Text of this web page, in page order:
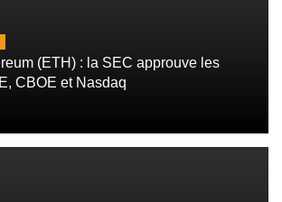
(ETH) : la SEC approuve les
CBOE et Nasdaq